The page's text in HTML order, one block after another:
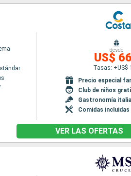
desde
US$
Tasas: +US$
Precio especial
Club de niños
Gastronomía
Comidas incluidas
VER LAS OFERTAS